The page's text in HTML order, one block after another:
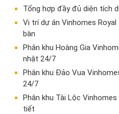
Tổng hợp đầy đủ diện tích
Vị trí dự án Vinhomes
bàn
Phân khu Hoàng Gia
nhật 24/7
Phân khu Đảo Vua
24/7
Phân khu Tài Lộc
tiết